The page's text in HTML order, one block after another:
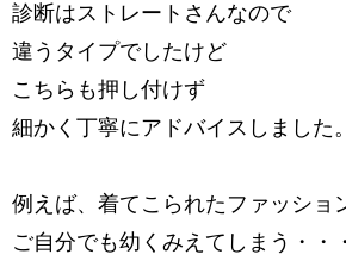
診断はストレートさんなので
違うタイプでしたけど
こちらも押し付けず
細かく丁寧にアドバイスしました。
例えば、着てこられたファッショ
ご自分でも幼くみえてしまう・・・